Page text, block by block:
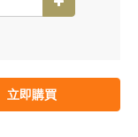
立即購買